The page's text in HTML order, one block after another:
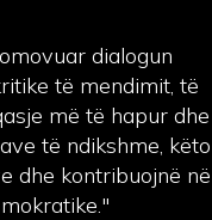
dialogun
të mendimit, të
më të hapur dhe
të ndikshme, këto
dhe kontribuojnë në